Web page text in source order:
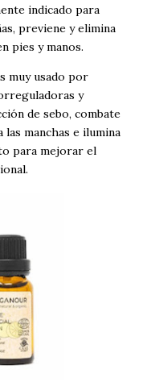
indicado para
previene y elimina
pies y manos.
muy usado por
y
de sebo, combate
manchas e ilumina
para mejorar el
.